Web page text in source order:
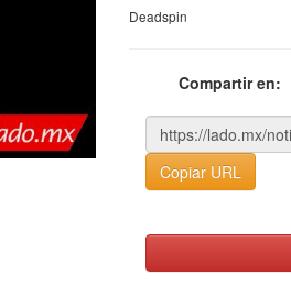
Deadspin
Compartir en:
Copiar URL